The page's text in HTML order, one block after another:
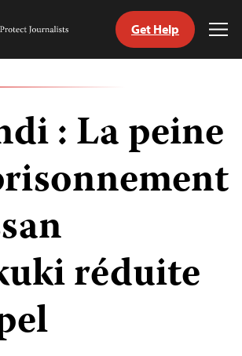
Get Help
: La peine
réduite